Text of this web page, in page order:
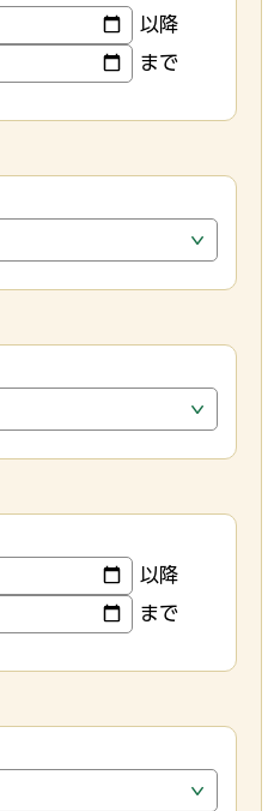
以降
まで
以降
まで